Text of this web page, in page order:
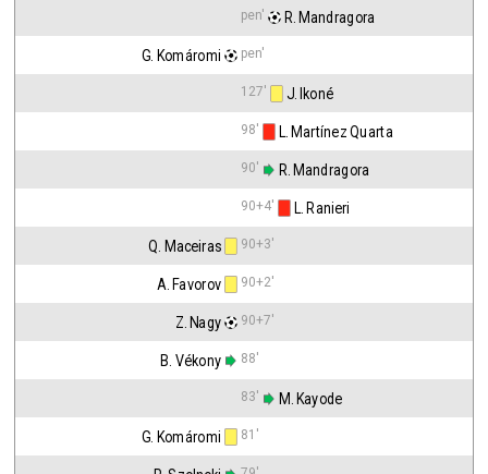
pen' R. Mandragora
G. Komáromi pen'
127' J. Ikoné
98' L. Martínez Quarta
90' R. Mandragora
90+4' L. Ranieri
Q. Maceiras 90+3'
A. Favorov 90+2'
Z. Nagy 90+7'
B. Vékony 88'
83' M. Kayode
G. Komáromi 81'